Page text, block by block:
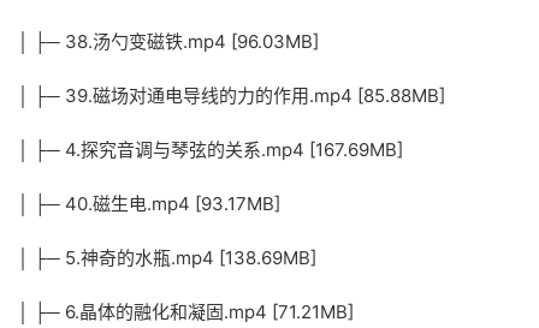
│ ├─ 38.汤勺变磁铁.mp4 [96.03MB]
│ ├─ 39.磁场对通电导线的力的作用.mp4 [85.88MB]
│ ├─ 4.探究音调与琴弦的关系.mp4 [167.69MB]
│ ├─ 40.磁生电.mp4 [93.17MB]
│ ├─ 5.神奇的水瓶.mp4 [138.69MB]
│ ├─ 6.晶体的融化和凝固.mp4 [71.21MB]